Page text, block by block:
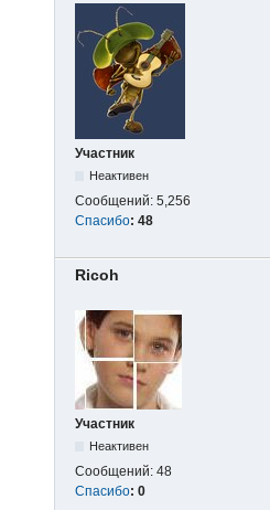
Участник
Неактивен
Сообщений: 5,256
Спасибо: 48
Ricoh
Участник
Неактивен
Сообщений: 48
Спасибо: 0